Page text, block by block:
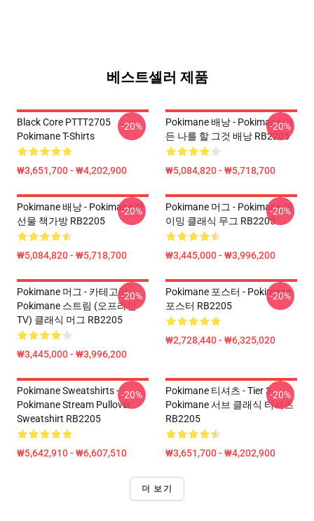
베스트셀러 제품
Black Core PTTT2705
Pokimane T-Shirts
₩3,651,700 - ₩4,202,900
-20%
Pokimane 배낭 - Pokimane 만
든 나를 할 그것 배낭 RB2205
₩5,084,820 - ₩5,718,700
-20%
Pokimane 배낭 - Pokimane 팬
선물 책가방 RB2205
₩5,084,820 - ₩5,718,700
-20%
Pokimane 머그 - Pokimane 게
이밍 클래식 무그 RB2205
₩3,445,000 - ₩3,996,200
-20%
Pokimane 머그 - 카테고리
Pokimane 스트림 (오프라인
TV) 클래식 머그 RB2205
₩3,445,000 - ₩3,996,200
-20%
Pokimane 포스터 - Pokimane
포스터 RB2205
₩2,728,440 - ₩6,325,020
-20%
Pokimane Sweatshirts -
Pokimane Stream Pullover
Sweatshirt RB2205
₩5,642,910 - ₩6,607,510
-20%
Pokimane 티셔츠 - Tier 3
Pokimane 서브 클래식 티셔츠
RB2205
₩3,651,700 - ₩4,202,900
-20%
더 보기